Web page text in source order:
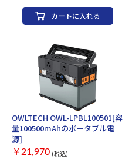
カートに入れる
OWLTECH OWL-LPBL100501[容
量100500mAhのポータブル電
源]
￥21,970 (税込)